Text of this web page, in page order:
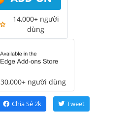
14,000+ người
dùng
30,000+ người dùng
Chia Sẻ2k Tweet